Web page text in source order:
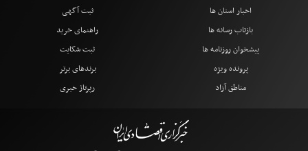
اخبار استان ها
بازتاب رسانه ها
پیشخوان روزنامه ها
پرونده ویژه
مناطق آزاد
ثبت آگهی
راهنمای خرید
ثبت شکایت
برندهای برتر
رپرتاژ خبری